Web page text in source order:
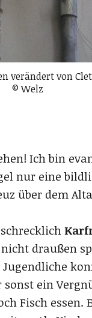
verändert von
© Welz
Ich bin
nur eine
über dem
draußen
Jugendliche
ein
Fisch essen.